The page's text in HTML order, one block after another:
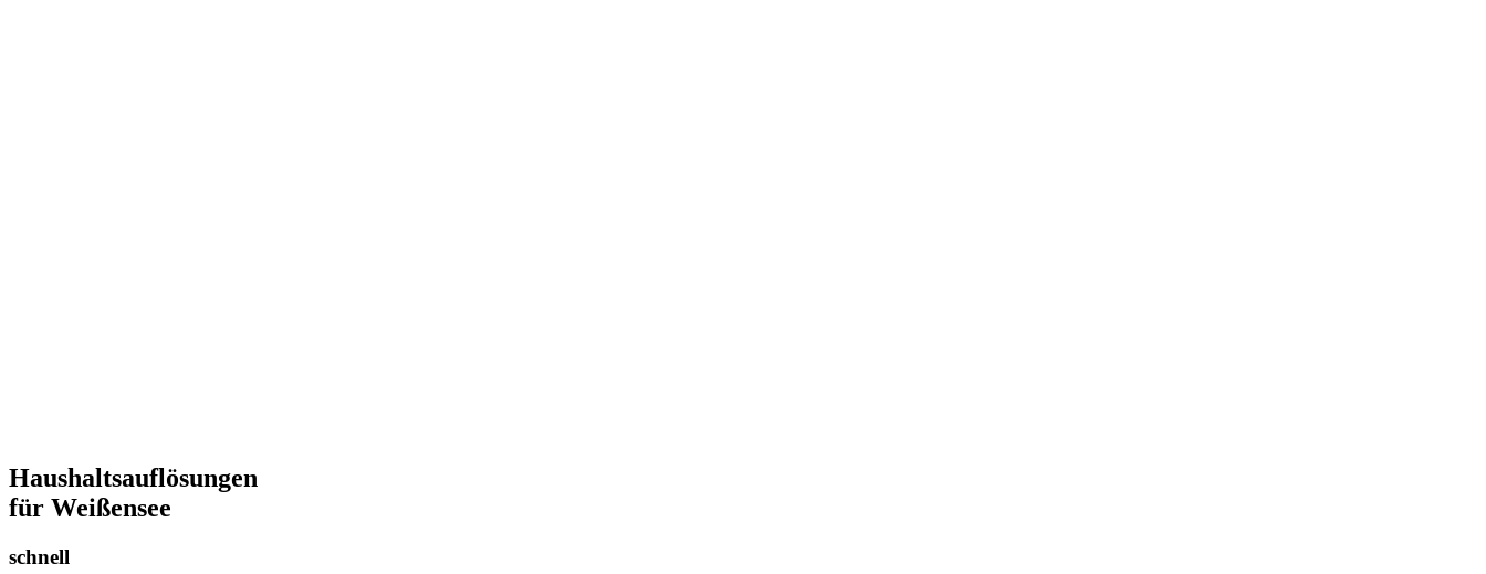
Haushaltsauflösungen
für Weißensee
schnell